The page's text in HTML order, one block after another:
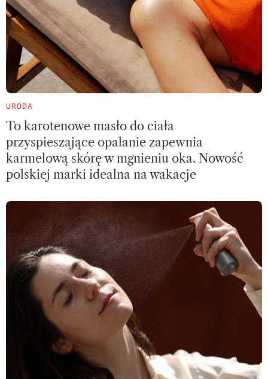
URODA
To karotenowe masło do ciała
przyspieszające opalanie zapewnia
karmelową skórę w mgnieniu oka. Nowość
polskiej marki idealna na wakacje